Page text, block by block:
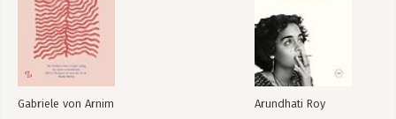
Gabriele von Arnim Arundhati Roy